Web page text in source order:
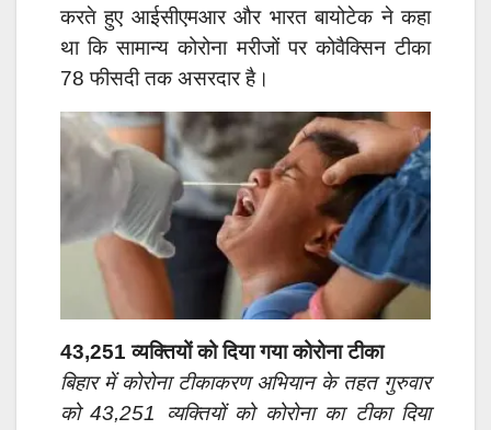
करते हुए आईसीएमआर और भारत बायोटेक ने कहा
था कि सामान्य कोरोना मरीजों पर कोवैक्सिन टीका
78 फीसदी तक असरदार है।
43,251 व्यक्तियों को दिया गया कोरोना टीका
बिहार में कोरोना टीकाकरण अभियान के तहत गुरुवार
को 43,251 व्यक्तियों को कोरोना का टीका दिया